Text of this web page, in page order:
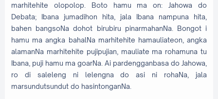
marhitehite olopolop. Boto hamu ma on: Jahowa do
Debata; Ibana jumadihon hita, jala Ibana nampuna hita,
bahen bangsoNa dohot birubiru pinarmahanNa. Bongot i
hamu ma angka bahalNa marhitehite hamauliateon, angka
alamanNa marhitehite pujipujian, mauliate ma rohamuna tu
Ibana, puji hamu ma goarNa. Ai pardengganbasa do Jahowa,
ro di saleleng ni lelengna do asi ni rohaNa, jala
marsundutsundut do hasintonganNa.